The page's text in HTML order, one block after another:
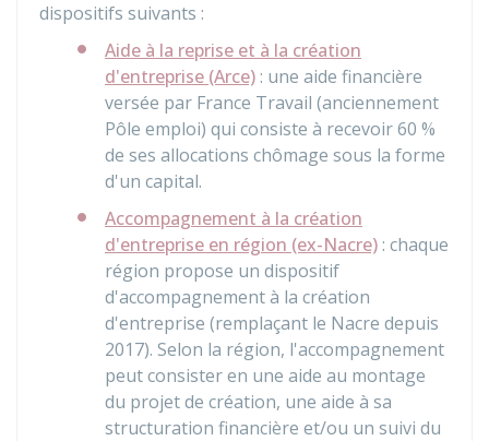
dispositifs suivants :
Aide à la reprise et à la création
d'entreprise (Arce) : une aide financière
versée par France Travail (anciennement
Pôle emploi) qui consiste à recevoir60 %
de ses allocations chômage sous la forme
d'un capital.
Accompagnement à la création
d'entreprise en région (ex-Nacre) : chaque
région propose un dispositif
d'accompagnement à la création
d'entreprise (remplaçant le Nacre depuis
2017). Selon la région, l'accompagnement
peut consister en une aide au montage
du projet de création, une aide à sa
structuration financière et/ou un suivi du